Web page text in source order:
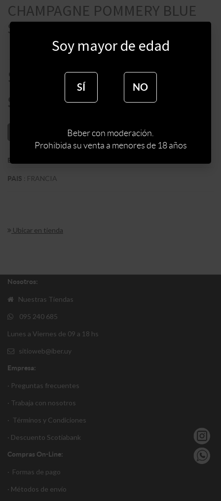
CHAMPAGNE POMMERY BLUE
SKY 750 ML
$
$
AÑADIR AL CARRITO
BODEGA
PAIS : FRANCIA
Ubicar en tienda
Nosotros:
Nuestras Tiendas
095 240 685
Lunes a Viernes de 09 a 18 hs
sitioweb@iber.uy
Empresa:
· Preguntas frecuentes
· Trabaja con nosotros
· Términos y Condiciones
· Descuento Scotiabank
Compras On-Line:
· Formas de pago
· Métodos de envío
Soy mayor de edad
SÍ NO
Beber con moderación.
Prohibida su venta a menores de 18 años